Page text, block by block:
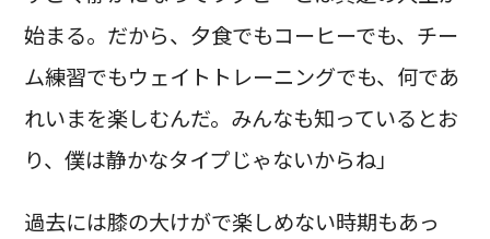
始まる。だから、夕食でもコーヒーでも、チー
ム練習でもウェイトトレーニングでも、何であ
れいまを楽しむんだ。みんなも知っているとお
り、僕は静かなタイプじゃないからね」
過去には膝の大けがで楽しめない時期もあっ